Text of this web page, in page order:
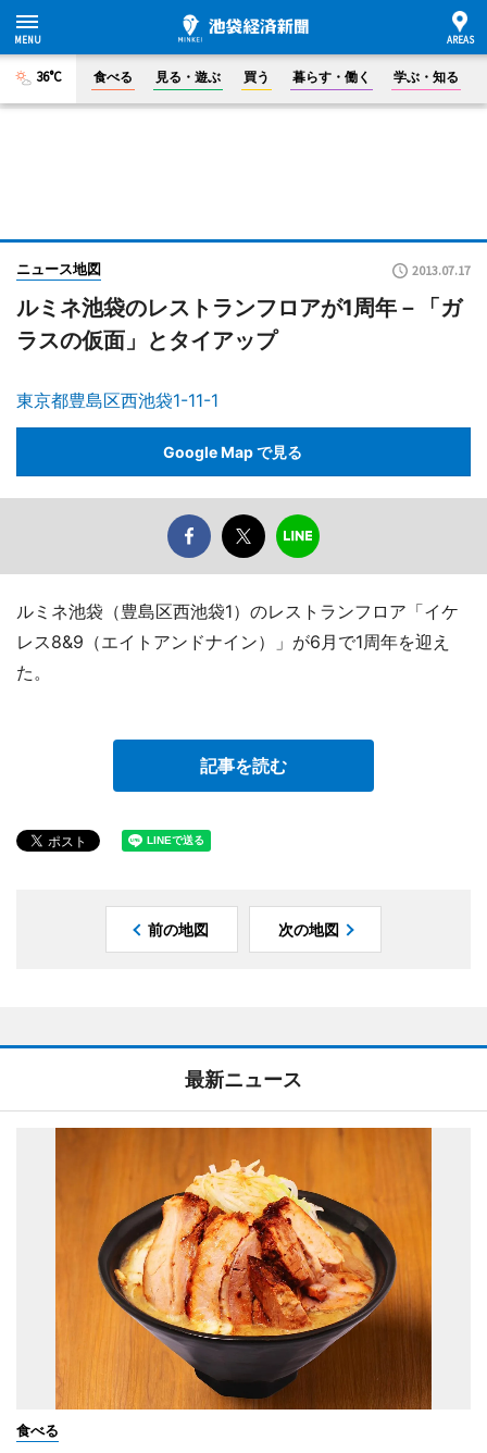
36°C 食べる 見る・遊ぶ 買う 暮らす・働く 学ぶ・知る
ニュース地図 2013.07.17
ルミネ池袋のレストランフロアが1周年－「ガ
ラスの仮面」とタイアップ
東京都豊島区西池袋1-11-1
Google Map で見る
ルミネ池袋（豊島区西池袋1）のレストランフロア「イケ
レス8&9（エイトアンドナイン）」が6月で1周年を迎え
た。
記事を読む
前の地図 次の地図
最新ニュース
食べる